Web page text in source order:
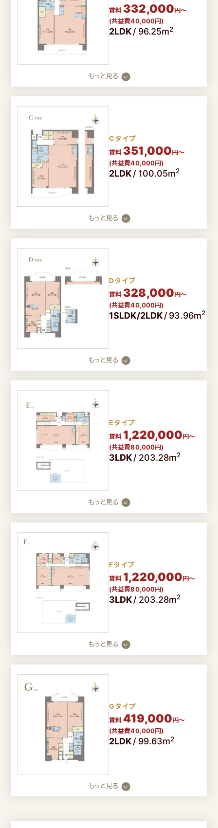
賃料 332,000円～
(共益費40,000円)
2LDK/ 96.25m2
もっと見る
Cタイプ
賃料 351,000円～
(共益費40,000円)
2LDK/ 100.05m2
もっと見る
Dタイプ
賃料 328,000円～
(共益費40,000円)
1SLDK/2LDK/93.96m2
もっと見る
Eタイプ
賃料 1,220,000円～
(共益費80,000円)
3LDK/ 203.28m2
もっと見る
Fタイプ
賃料 1,220,000円～
(共益費80,000円)
3LDK/ 203.28m2
もっと見る
Gタイプ
賃料 419,000円～
(共益費40,000円)
2LDK/ 99.63m2
もっと見る